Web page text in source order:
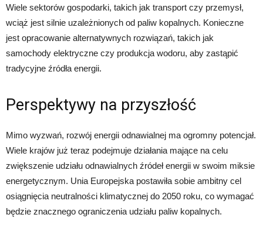
Wiele sektorów gospodarki, takich jak transport czy przemysł,
wciąż jest silnie uzależnionych od paliw kopalnych. Konieczne
jest opracowanie alternatywnych rozwiązań, takich jak
samochody elektryczne czy produkcja wodoru, aby zastąpić
tradycyjne źródła energii.
Perspektywy na przyszłość
Mimo wyzwań, rozwój energii odnawialnej ma ogromny potencjał.
Wiele krajów już teraz podejmuje działania mające na celu
zwiększenie udziału odnawialnych źródeł energii w swoim miksie
energetycznym. Unia Europejska postawiła sobie ambitny cel
osiągnięcia neutralności klimatycznej do 2050 roku, co wymagać
będzie znacznego ograniczenia udziału paliw kopalnych.